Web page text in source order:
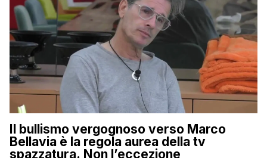
Il bullismo vergognoso verso Marco
Bellavia è la regola aurea della tv
spazzatura. Non l’eccezione